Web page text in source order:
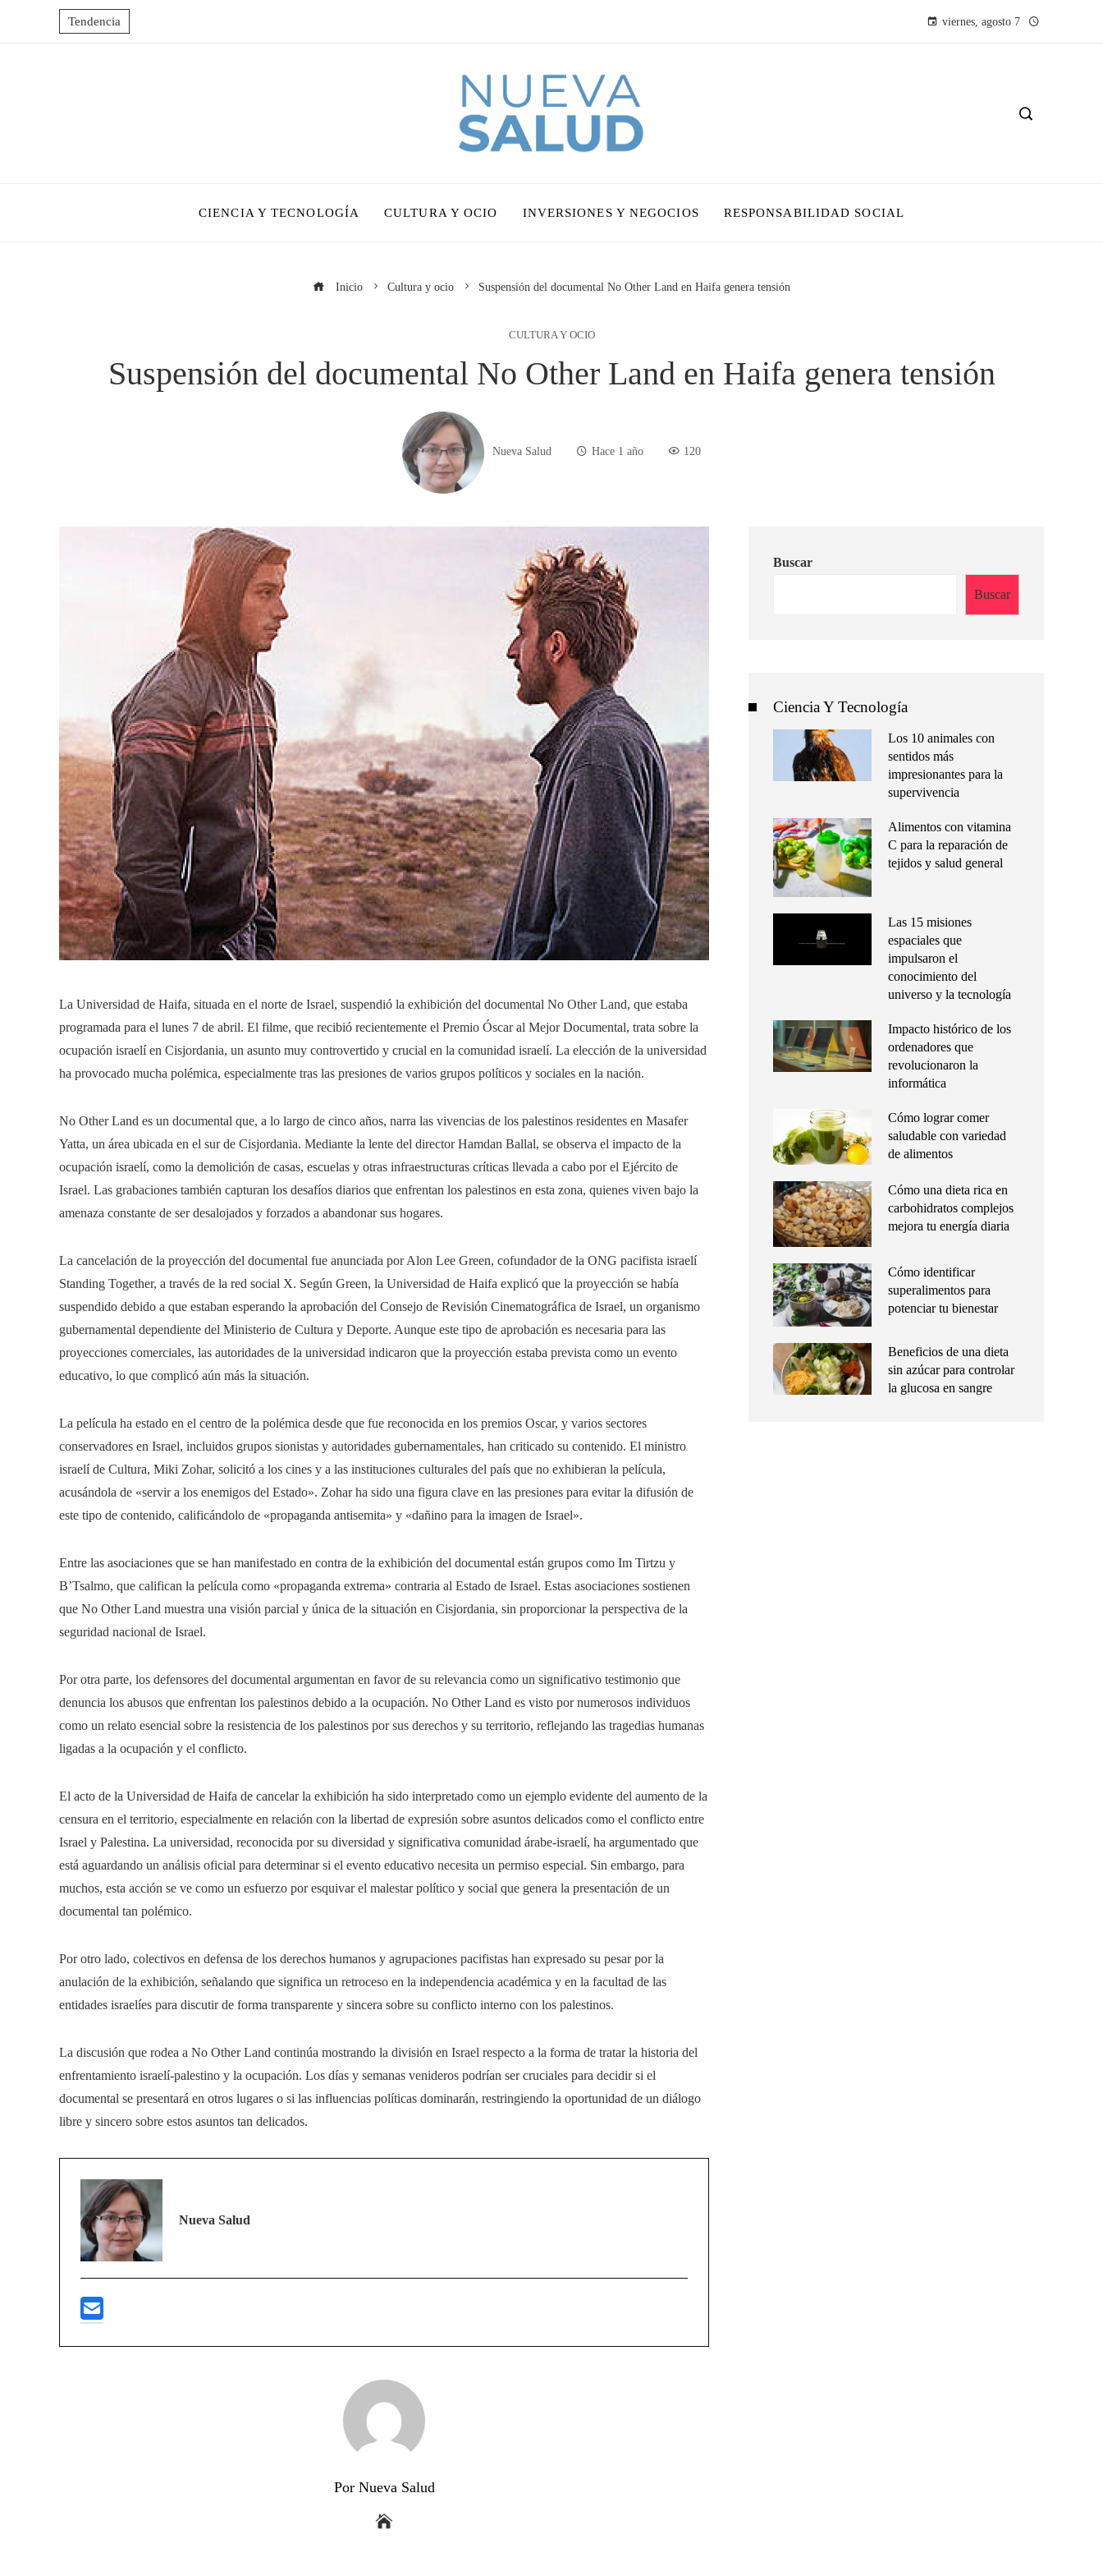
Tendencia viernes, agosto 7
CIENCIA Y TECNOLOGÍA CULTURA Y OCIO INVERSIONES Y NEGOCIOS RESPONSABILIDAD SOCIAL
Inicio Cultura y ocio Suspensión del documental No Other Land en Haifa genera tensión
CULTURA Y OCIO
Suspensión del documental No Other Land en Haifa genera tensión
Nueva Salud Hace 1 año 120
La Universidad de Haifa, situada en el norte de Israel, suspendió la exhibición del documental No Other Land, que estaba
programada para el lunes 7 de abril. El filme, que recibió recientemente el Premio Óscar al Mejor Documental, trata sobre la
ocupación israelí en Cisjordania, un asunto muy controvertido y crucial en la comunidad israelí. La elección de la universidad
ha provocado mucha polémica, especialmente tras las presiones de varios grupos políticos y sociales en la nación.
No Other Land es un documental que, a lo largo de cinco años, narra las vivencias de los palestinos residentes en Masafer
Yatta, un área ubicada en el sur de Cisjordania. Mediante la lente del director Hamdan Ballal, se observa el impacto de la
ocupación israelí, como la demolición de casas, escuelas y otras infraestructuras críticas llevada a cabo por el Ejército de
Israel. Las grabaciones también capturan los desafíos diarios que enfrentan los palestinos en esta zona, quienes viven bajo la
amenaza constante de ser desalojados y forzados a abandonar sus hogares.
La cancelación de la proyección del documental fue anunciada por Alon Lee Green, cofundador de la ONG pacifista israelí
Standing Together, a través de la red social X. Según Green, la Universidad de Haifa explicó que la proyección se había
suspendido debido a que estaban esperando la aprobación del Consejo de Revisión Cinematográfica de Israel, un organismo
gubernamental dependiente del Ministerio de Cultura y Deporte. Aunque este tipo de aprobación es necesaria para las
proyecciones comerciales, las autoridades de la universidad indicaron que la proyección estaba prevista como un evento
educativo, lo que complicó aún más la situación.
La película ha estado en el centro de la polémica desde que fue reconocida en los premios Oscar, y varios sectores
conservadores en Israel, incluidos grupos sionistas y autoridades gubernamentales, han criticado su contenido. El ministro
israelí de Cultura, Miki Zohar, solicitó a los cines y a las instituciones culturales del país que no exhibieran la película,
acusándola de «servir a los enemigos del Estado». Zohar ha sido una figura clave en las presiones para evitar la difusión de
este tipo de contenido, calificándolo de «propaganda antisemita» y «dañino para la imagen de Israel».
Entre las asociaciones que se han manifestado en contra de la exhibición del documental están grupos como Im Tirtzu y
B’Tsalmo, que califican la película como «propaganda extrema» contraria al Estado de Israel. Estas asociaciones sostienen
que No Other Land muestra una visión parcial y única de la situación en Cisjordania, sin proporcionar la perspectiva de la
seguridad nacional de Israel.
Por otra parte, los defensores del documental argumentan en favor de su relevancia como un significativo testimonio que
denuncia los abusos que enfrentan los palestinos debido a la ocupación. No Other Land es visto por numerosos individuos
como un relato esencial sobre la resistencia de los palestinos por sus derechos y su territorio, reflejando las tragedias humanas
ligadas a la ocupación y el conflicto.
El acto de la Universidad de Haifa de cancelar la exhibición ha sido interpretado como un ejemplo evidente del aumento de la
censura en el territorio, especialmente en relación con la libertad de expresión sobre asuntos delicados como el conflicto entre
Israel y Palestina. La universidad, reconocida por su diversidad y significativa comunidad árabe-israelí, ha argumentado que
está aguardando un análisis oficial para determinar si el evento educativo necesita un permiso especial. Sin embargo, para
muchos, esta acción se ve como un esfuerzo por esquivar el malestar político y social que genera la presentación de un
documental tan polémico.
Por otro lado, colectivos en defensa de los derechos humanos y agrupaciones pacifistas han expresado su pesar por la
anulación de la exhibición, señalando que significa un retroceso en la independencia académica y en la facultad de las
entidades israelíes para discutir de forma transparente y sincera sobre su conflicto interno con los palestinos.
La discusión que rodea a No Other Land continúa mostrando la división en Israel respecto a la forma de tratar la historia del
enfrentamiento israelí-palestino y la ocupación. Los días y semanas venideros podrían ser cruciales para decidir si el
documental se presentará en otros lugares o si las influencias políticas dominarán, restringiendo la oportunidad de un diálogo
libre y sincero sobre estos asuntos tan delicados.
Nueva Salud
Por Nueva Salud
Buscar
Buscar
Ciencia Y Tecnología
Los 10 animales con
sentidos más
impresionantes para la
supervivencia
Alimentos con vitamina
C para la reparación de
tejidos y salud general
Las 15 misiones
espaciales que
impulsaron el
conocimiento del
universo y la tecnología
Impacto histórico de los
ordenadores que
revolucionaron la
informática
Cómo lograr comer
saludable con variedad
de alimentos
Cómo una dieta rica en
carbohidratos complejos
mejora tu energía diaria
Cómo identificar
superalimentos para
potenciar tu bienestar
Beneficios de una dieta
sin azúcar para controlar
la glucosa en sangre